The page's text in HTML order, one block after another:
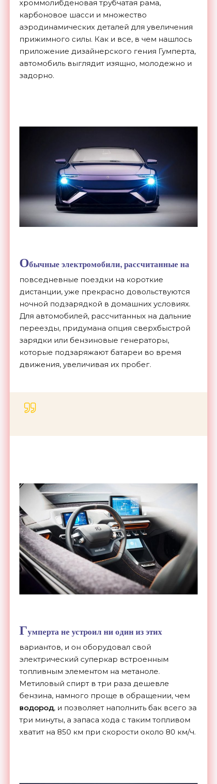
хроммолибденовая трубчатая рама,
карбоновое шасси и множество
аэродинамических деталей для увеличения
прижимного силы. Как и все, в чем нашлось
приложение дизайнерского гения Гумперта,
автомобиль выглядит изящно, молодежно и
задорно.
Обычные электромобили, рассчитанные на
повседневные поездки на короткие
дистанции, уже прекрасно довольствуются
ночной подзарядкой в домашних условиях.
Для автомобилей, рассчитанных на дальние
переезды, придумана опция сверхбыстрой
зарядки или бензиновые генераторы,
которые подзаряжают батареи во время
движения, увеличивая их пробег.
Гумперта не устроил ни один из этих
вариантов, и он оборудовал свой
электрический суперкар встроенным
топливным элементом на метаноле.
Метиловый спирт в три раза дешевле
бензина, намного проще в обращении, чем
водород, и позволяет наполнить бак всего за
три минуты, а запаса хода с таким топливом
хватит на 850 км при скорости около 80 км/ч.